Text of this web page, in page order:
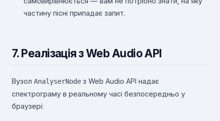
частину пісні припадає запит.
7. Реалізація з Web Audio API
Вузол AnalyserNode з Web Audio API надає
спектрограму в реальному часі безпосередньо у
браузері: